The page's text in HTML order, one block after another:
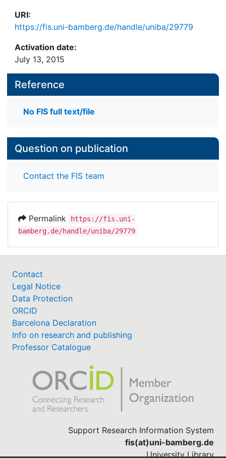
URI:
https://fis.uni-bamberg.de/handle/uniba/29779
Activation date:
July 13, 2015
Reference
No FIS full text/file
Question on publication
Contact the FIS team
Permalink
https://fis.uni-
bamberg.de/handle/uniba/29779
Contact
Legal Notice
Data Protection
ORCID
Barcelona Declaration
Info on research and publishing
Professor Catalogue
Support Research Information System
fis(at)uni-bamberg.de
University Library